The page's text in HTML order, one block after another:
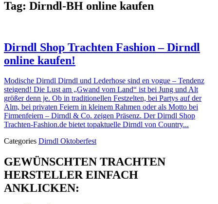
Tag: Dirndl-BH online kaufen
Dirndl Shop Trachten Fashion – Dirndl
online kaufen!
Modische Dirndl Dirndl und Lederhose sind en vogue – Tendenz
steigend! Die Lust am „Gwand vom Land“ ist bei Jung und Alt
größer denn je. Ob in traditionellen Festzelten, bei Partys auf der
Alm, bei privaten Feiern in kleinem Rahmen oder als Motto bei
Firmenfeiern – Dirndl & Co. zeigen Präsenz. Der Dirndl Shop
Trachten-Fashion.de bietet topaktuelle Dirndl von Country...
Categories Dirndl Oktoberfest
GEWÜNSCHTEN TRACHTEN
HERSTELLER EINFACH
ANKLICKEN: